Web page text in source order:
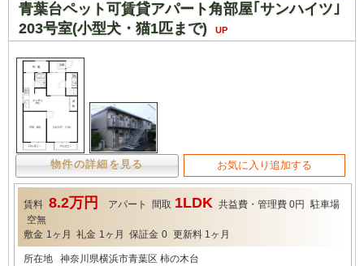
青葉台ペット可賃貸アパート角部屋｢サンハイツ｣
203号室(小型犬・猫1匹まで)
UP
物件の詳細を見る お気に入り追加する
賃料 8.2万円 アパート 間取 1LDK 共益費・管理費 0円
駐車場
空無
敷金 1ヶ月 礼金 1ヶ月 保証金 0 更新料 1ヶ月
所在地
神奈川県横浜市青葉区 柿の木台